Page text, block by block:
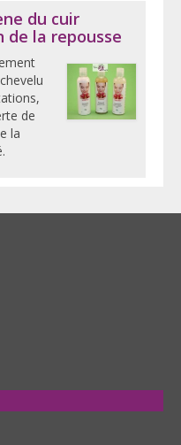
du cuir
la repousse
de
la